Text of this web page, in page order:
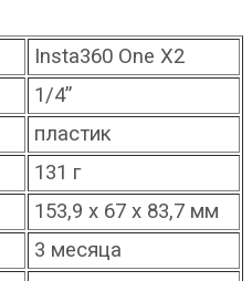
Insta360 One X2
1/4”
пластик
131 г
153,9 х 67 х 83,7 мм
3 месяца